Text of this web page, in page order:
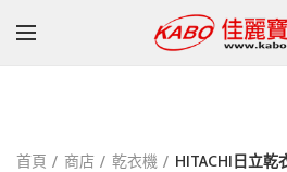
首頁 商店 乾衣機 HITACHI日立乾